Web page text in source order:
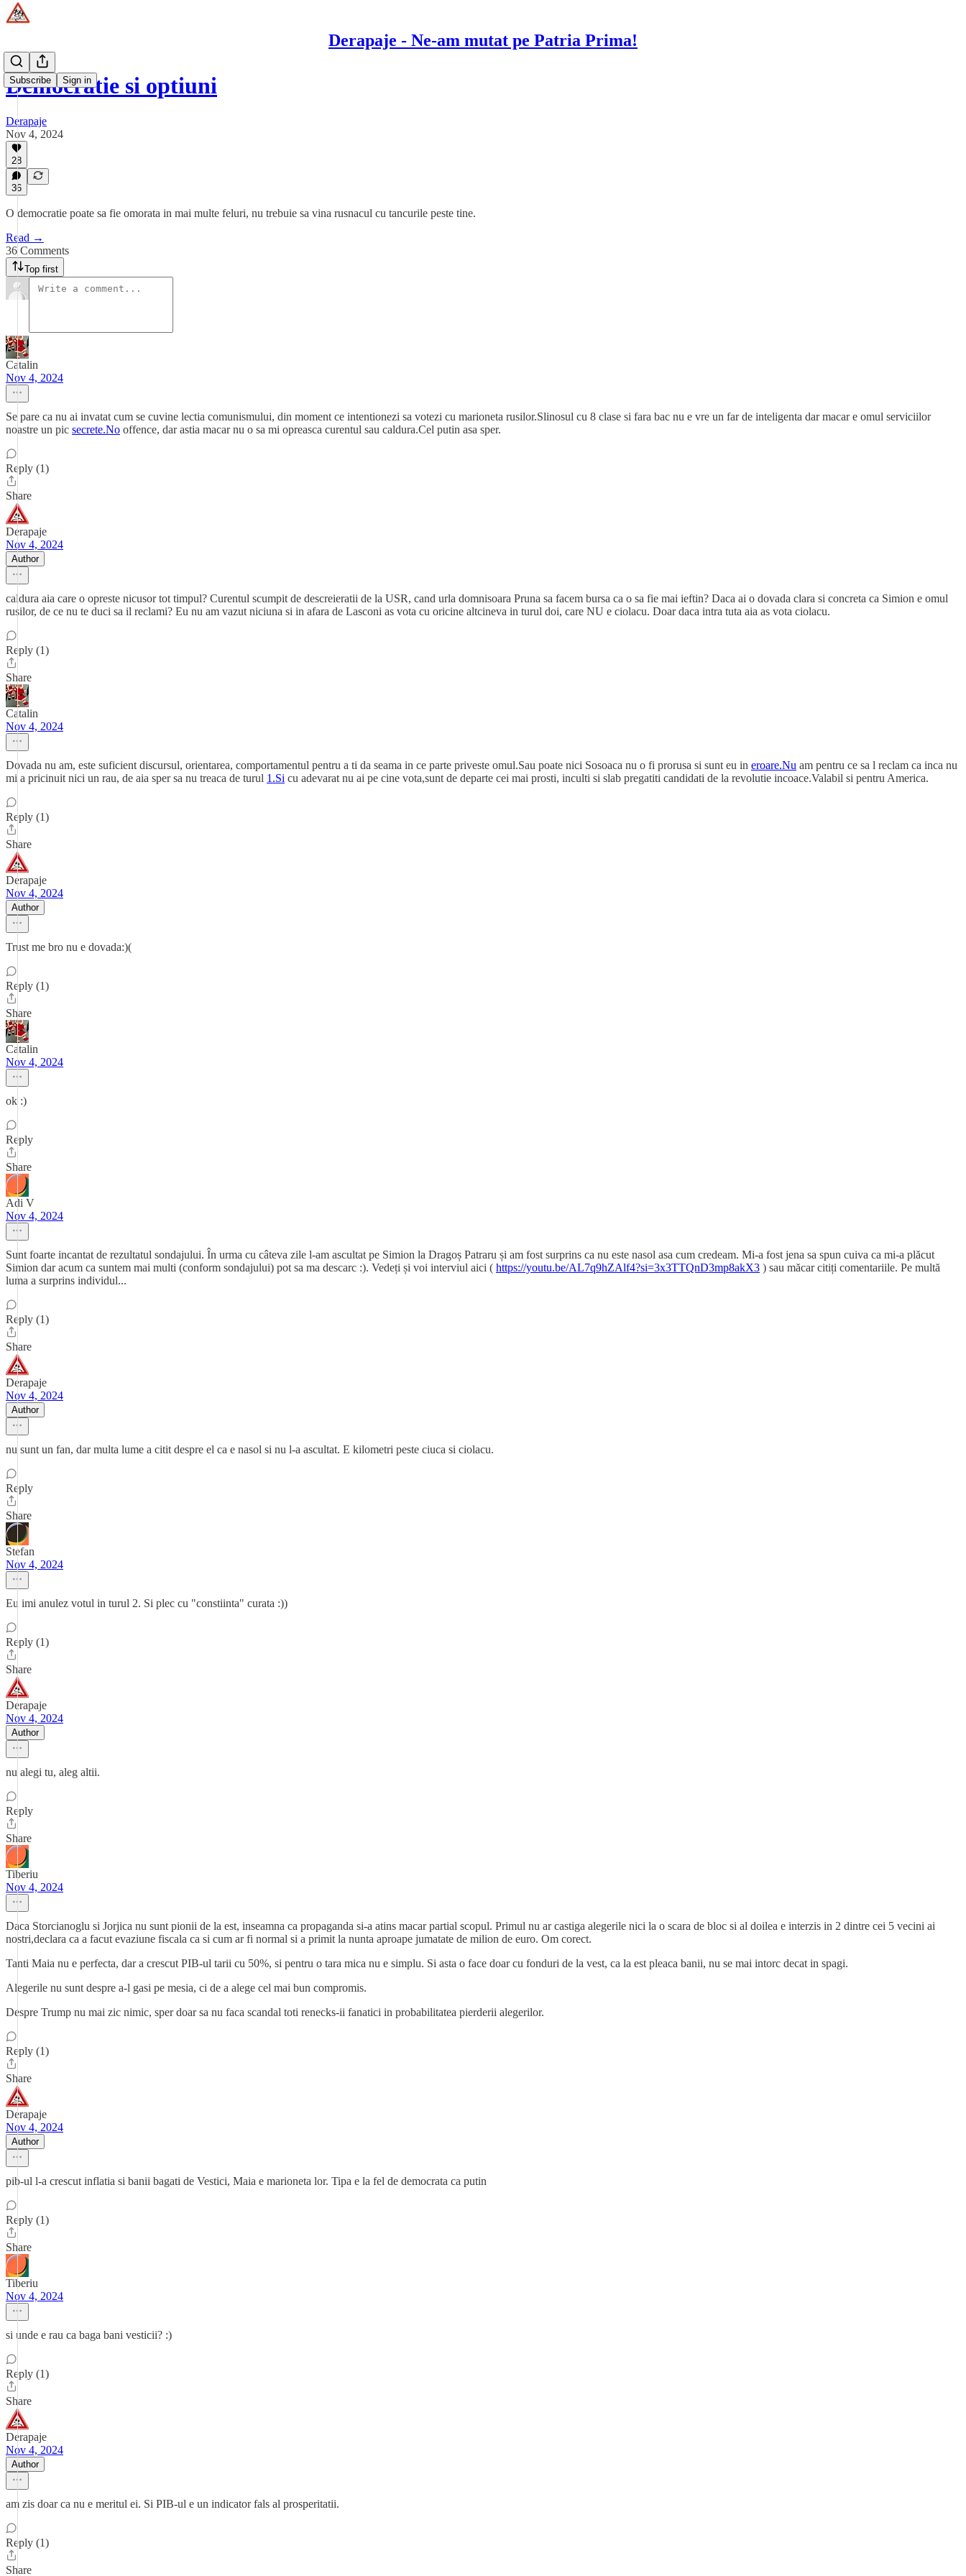
Derapaje - Ne-am mutat pe Patria Prima!
Subscribe Sign in
Democratie si optiuni
Derapaje
Nov 4, 2024
28
36
O democratie poate sa fie omorata in mai multe feluri, nu trebuie sa vina rusnacul cu tancurile peste tine.
Read →
36 Comments
Top first
Catalin
Nov 4, 2024
Se pare ca nu ai invatat cum se cuvine lectia comunismului, din moment ce intentionezi sa votezi cu marioneta rusilor.Slinosul cu 8 clase si fara bac nu e vre un far de inteligenta dar macar e omul serviciilor
noastre un pic secrete.No offence, dar astia macar nu o sa mi opreasca curentul sau caldura.Cel putin asa sper.
Reply (1)
Share
Derapaje
Nov 4, 2024
Author
caldura aia care o opreste nicusor tot timpul? Curentul scumpit de descreieratii de la USR, cand urla domnisoara Pruna sa facem bursa ca o sa fie mai ieftin? Daca ai o dovada clara si concreta ca Simion e omul
rusilor, de ce nu te duci sa il reclami? Eu nu am vazut niciuna si in afara de Lasconi as vota cu oricine altcineva in turul doi, care NU e ciolacu. Doar daca intra tuta aia as vota ciolacu.
Reply (1)
Share
Catalin
Nov 4, 2024
Dovada nu am, este suficient discursul, orientarea, comportamentul pentru a ti da seama in ce parte priveste omul.Sau poate nici Sosoaca nu o fi prorusa si sunt eu in eroare.Nu am pentru ce sa l reclam ca inca nu
mi a pricinuit nici un rau, de aia sper sa nu treaca de turul 1.Si cu adevarat nu ai pe cine vota,sunt de departe cei mai prosti, inculti si slab pregatiti candidati de la revolutie incoace.Valabil si pentru America.
Reply (1)
Share
Derapaje
Nov 4, 2024
Author
Trust me bro nu e dovada:)(
Reply (1)
Share
Catalin
Nov 4, 2024
ok :)
Reply
Share
Adi V
Nov 4, 2024
Sunt foarte incantat de rezultatul sondajului. În urma cu câteva zile l-am ascultat pe Simion la Dragoș Patraru și am fost surprins ca nu este nasol asa cum credeam. Mi-a fost jena sa spun cuiva ca mi-a plăcut
Simion dar acum ca suntem mai multi (conform sondajului) pot sa ma descarc :). Vedeți și voi interviul aici ( https://youtu.be/AL7q9hZAlf4?si=3x3TTQnD3mp8akX3 ) sau măcar citiți comentariile. Pe multă
luma a surprins individul...
Reply (1)
Share
Derapaje
Nov 4, 2024
Author
nu sunt un fan, dar multa lume a citit despre el ca e nasol si nu l-a ascultat. E kilometri peste ciuca si ciolacu.
Reply
Share
Stefan
Nov 4, 2024
Eu imi anulez votul in turul 2. Si plec cu "constiinta" curata :))
Reply (1)
Share
Derapaje
Nov 4, 2024
Author
nu alegi tu, aleg altii.
Reply
Share
Tiberiu
Nov 4, 2024
Daca Storcianoglu si Jorjica nu sunt pionii de la est, inseamna ca propaganda si-a atins macar partial scopul. Primul nu ar castiga alegerile nici la o scara de bloc si al doilea e interzis in 2 dintre cei 5 vecini ai
nostri,declara ca a facut evaziune fiscala ca si cum ar fi normal si a primit la nunta aproape jumatate de milion de euro. Om corect.
Tanti Maia nu e perfecta, dar a crescut PIB-ul tarii cu 50%, si pentru o tara mica nu e simplu. Si asta o face doar cu fonduri de la vest, ca la est pleaca banii, nu se mai intorc decat in spagi.
Alegerile nu sunt despre a-l gasi pe mesia, ci de a alege cel mai bun compromis.
Despre Trump nu mai zic nimic, sper doar sa nu faca scandal toti renecks-ii fanatici in probabilitatea pierderii alegerilor.
Reply (1)
Share
Derapaje
Nov 4, 2024
Author
pib-ul l-a crescut inflatia si banii bagati de Vestici, Maia e marioneta lor. Tipa e la fel de democrata ca putin
Reply (1)
Share
Tiberiu
Nov 4, 2024
si unde e rau ca baga bani vesticii? :)
Reply (1)
Share
Derapaje
Nov 4, 2024
Author
am zis doar ca nu e meritul ei. Si PIB-ul e un indicator fals al prosperitatii.
Reply (1)
Share